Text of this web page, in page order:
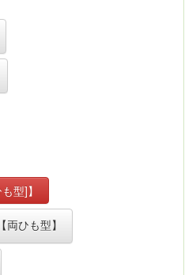
型]】
両ひも型】